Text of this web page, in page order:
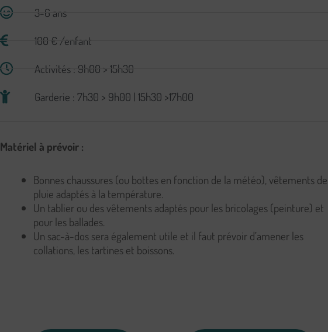
3-6 ans
100 € /enfant
Activités : 9h00 > 15h30
Garderie : 7h30 > 9h00 | 15h30 >17h00
Matériel à prévoir :
Bonnes chaussures (ou bottes en fonction de la météo), vêtements de
pluie adaptés à la température.
Un tablier ou des vêtements adaptés pour les bricolages (peinture) et
pour les ballades.
Un sac-à-dos sera également utile et il faut prévoir d’amener les
collations, les tartines et boissons.